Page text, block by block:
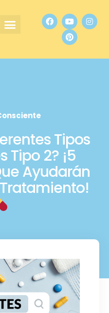
Tipos
Tipo 2? ¡5
Ayudarán